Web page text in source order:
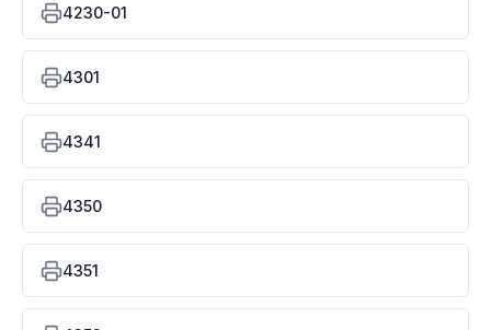
4230-01
4301
4341
4350
4351